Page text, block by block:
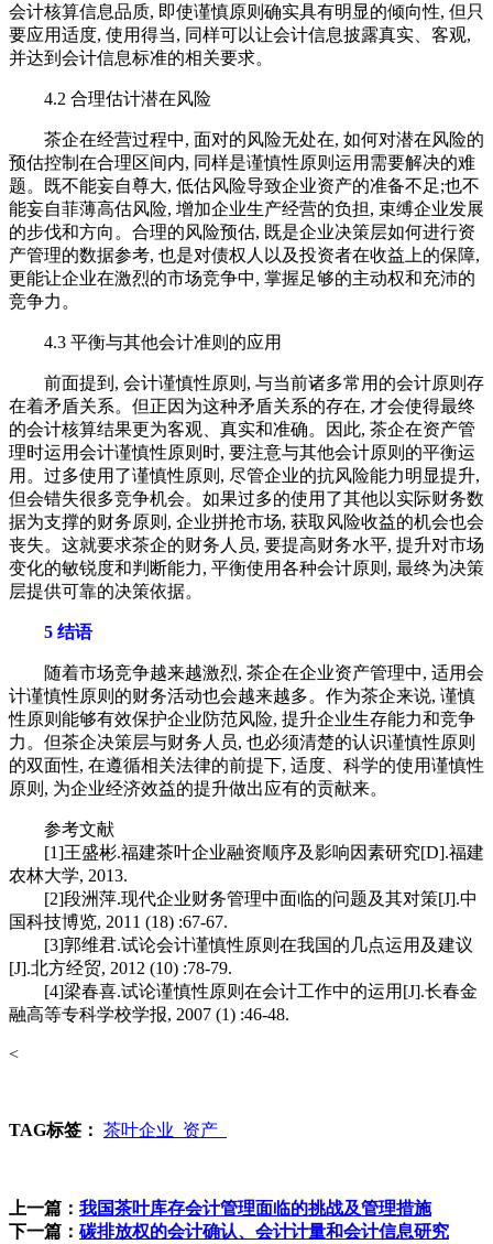
会计核算信息品质, 即使谨慎原则确实具有明显的倾向性, 但只
要应用适度, 使用得当, 同样可以让会计信息披露真实、客观,
并达到会计信息标准的相关要求。
4.2 合理估计潜在风险
茶企在经营过程中, 面对的风险无处在, 如何对潜在风险的
预估控制在合理区间内, 同样是谨慎性原则运用需要解决的难
题。既不能妄自尊大, 低估风险导致企业资产的准备不足;也不
能妄自菲薄高估风险, 增加企业生产经营的负担, 束缚企业发展
的步伐和方向。合理的风险预估, 既是企业决策层如何进行资
产管理的数据参考, 也是对债权人以及投资者在收益上的保障,
更能让企业在激烈的市场竞争中, 掌握足够的主动权和充沛的
竞争力。
4.3 平衡与其他会计准则的应用
前面提到, 会计谨慎性原则, 与当前诸多常用的会计原则存
在着矛盾关系。但正因为这种矛盾关系的存在, 才会使得最终
的会计核算结果更为客观、真实和准确。因此, 茶企在资产管
理时运用会计谨慎性原则时, 要注意与其他会计原则的平衡运
用。过多使用了谨慎性原则, 尽管企业的抗风险能力明显提升,
但会错失很多竞争机会。如果过多的使用了其他以实际财务数
据为支撑的财务原则, 企业拼抢市场, 获取风险收益的机会也会
丧失。这就要求茶企的财务人员, 要提高财务水平, 提升对市场
变化的敏锐度和判断能力, 平衡使用各种会计原则, 最终为决策
层提供可靠的决策依据。
5 结语
随着市场竞争越来越激烈, 茶企在企业资产管理中, 适用会
计谨慎性原则的财务活动也会越来越多。作为茶企来说, 谨慎
性原则能够有效保护企业防范风险, 提升企业生存能力和竞争
力。但茶企决策层与财务人员, 也必须清楚的认识谨慎性原则
的双面性, 在遵循相关法律的前提下, 适度、科学的使用谨慎性
原则, 为企业经济效益的提升做出应有的贡献来。
参考文献
[1]王盛彬.福建茶叶企业融资顺序及影响因素研究[D].福建
农林大学, 2013.
[2]段洲萍.现代企业财务管理中面临的问题及其对策[J].中
国科技博览, 2011 (18) :67-67.
[3]郭维君.试论会计谨慎性原则在我国的几点运用及建议
[J].北方经贸, 2012 (10) :78-79.
[4]梁春喜.试论谨慎性原则在会计工作中的运用[J].长春金
融高等专科学校学报, 2007 (1) :46-48.
<
TAG标签： 茶叶企业 资产
上一篇： 我国茶叶库存会计管理面临的挑战及管理措施
下一篇： 碳排放权的会计确认、会计计量和会计信息研究